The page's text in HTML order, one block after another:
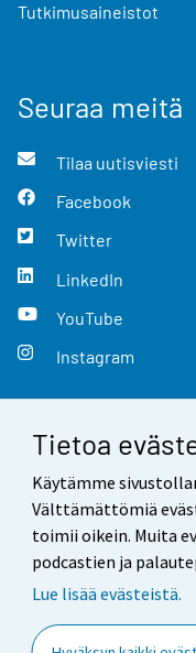
Tietoa
Käytämme
Välttämättömiä
toimii oikein. Muita
podcastien ja
Lue lisää evästeistä.
Tutkimusaineistot
Seuraa meitä
Tilaa uutisviesti
Facebook
Twitter
LinkedIn
YouTube
Instagram
Yhteystiedot
Palaute
Käyttöehdot
Saavutettavuus